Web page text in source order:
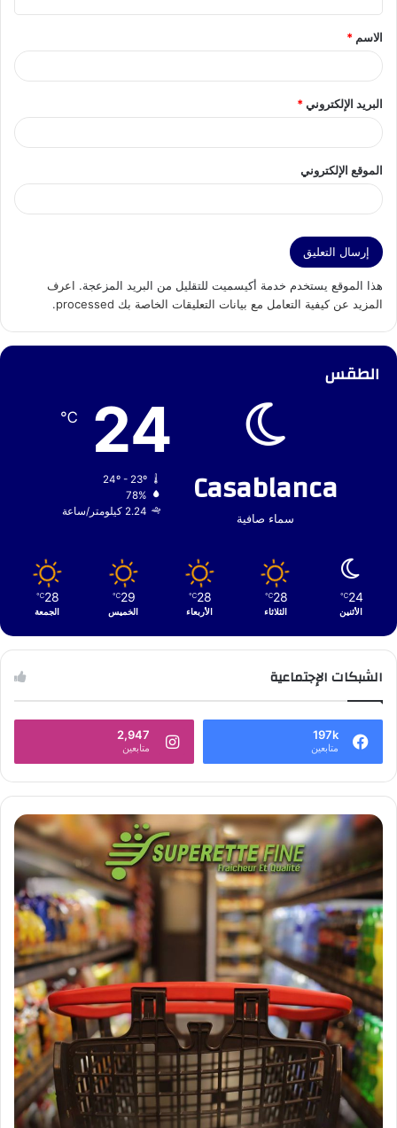
ق
*
الاسم *
البريد الإلكتروني*
الموقع الإلكتروني
هذا الموقع يستخدم خدمة أكيسميت للتقليل من البريد المزعجة. اعرف
المزيد عن كيفية التعامل مع بيانات التعليقات الخاصة بك processed
.
الطقس
Casablanca
سماء صافية
24
℃
24º - 23º
78%
2.24 كيلومتر/ساعة
24
℃
الأثنين
28
℃
الثلاثاء
28
℃
الأربعاء
29
℃
الخميس
28
℃
الجمعة
الشبكات الإجتماعية
197k
متابعين
2,947
متابعين